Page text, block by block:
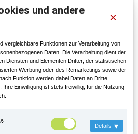
und andere
×
vergleichbare Funktionen zur Verarbeitung von
Daten. Die Verarbeitung dient der
Diensten und Elementen Dritter, der statistischen
Werbung oder des Remarketings sowie der
Funktion werden dabei Daten an Dritte
Ihre Einwilligung ist stets freiwillig, für die Nutzung
Details ▾